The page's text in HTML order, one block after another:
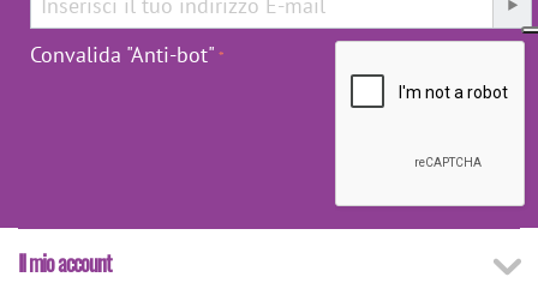
Convalida "Anti-bot"
Il mio account